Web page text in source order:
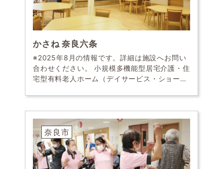
かさね 奈良六条
※2025年8月の情報です。詳細は施設へお問い
合わせください。 小規模多機能型居宅介護・住
宅型有料老人ホーム（デイサービス・ショート
運動会 認知症や介護度が高い方もお任せ！ 看
[…]
奈良市